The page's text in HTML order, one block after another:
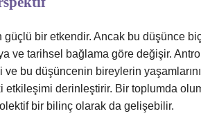
bir etkendir. Ancak bu düşünce
ve tarihsel bağlama göre değişir.
bu düşüncenin bireylerin
etkileşimi derinleştirir. Bir toplumda
bir bilinç olarak da gelişebilir.